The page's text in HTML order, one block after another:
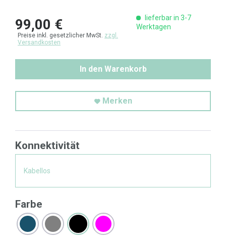
99,00 €
Preise inkl. gesetzlicher MwSt. zzgl.
Versandkosten
lieferbar in 3-7
Werktagen
In den Warenkorb
Merken
Konnektivität
Kabellos
Farbe